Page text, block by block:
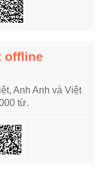
offline
Anh Anh và Việt
từ.